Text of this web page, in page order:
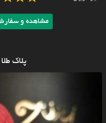
مشاهده و
پلاک